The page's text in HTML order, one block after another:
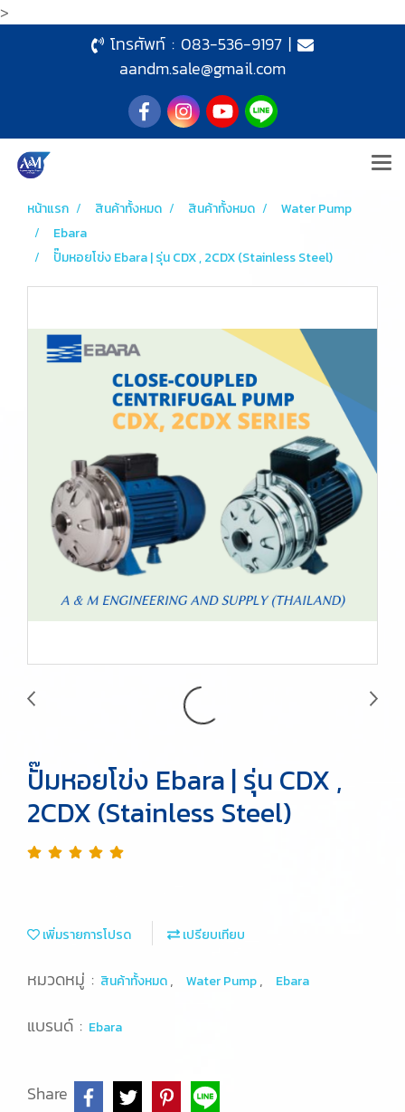
>
โทรศัพท์ : 083-536-9197|
aandm.sale@gmail.com
หน้าแรก สินค้าทั้งหมด สินค้าทั้งหมด
Water Pump
Ebara
ปั๊มหอยโข่ง Ebara | รุ่น CDX , 2CDX (Stainless Steel)
ปั๊มหอยโข่ง Ebara | รุ่น CDX ,
2CDX (Stainless Steel)
เพิ่มรายการโปรด เปรียบเทียบ
หมวดหมู่ : สินค้าทั้งหมด, Water Pump, Ebara
แบรนด์ : Ebara
Share